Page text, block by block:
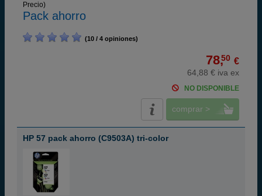
Precio)
Pack ahorro
(10 / 4 opiniones)
78,50 €
64,88 € iva ex
NO DISPONIBLE
comprar >
HP 57 pack ahorro (C9503A) tri-color